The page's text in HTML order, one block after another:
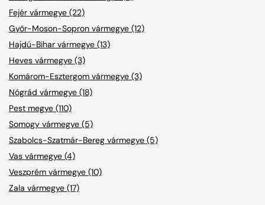
Fejér vármegye (22)
Győr-Moson-Sopron vármegye (12)
Hajdú-Bihar vármegye (13)
Heves vármegye (3)
Komárom-Esztergom vármegye (3)
Nógrád vármegye (18)
Pest megye (110)
Somogy vármegye (5)
Szabolcs-Szatmár-Bereg vármegye (5)
Vas vármegye (4)
Veszprém vármegye (10)
Zala vármegye (17)